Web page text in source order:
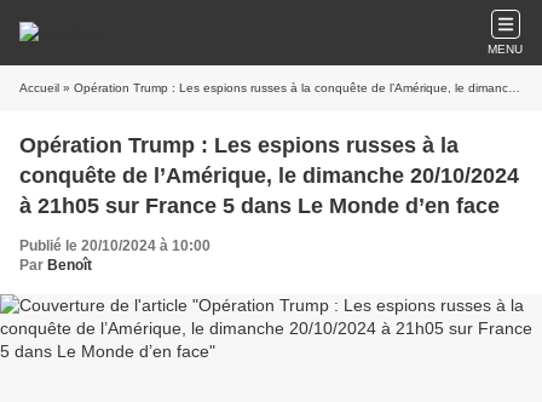
MENU
Accueil » Opération Trump : Les espions russes à la conquête de l’Amérique, le dimanche 20/10/2024 à 21h05 sur France 5 dans Le Monde d’en face
Opération Trump : Les espions russes à la
conquête de l’Amérique, le dimanche 20/10/2024
à 21h05 sur France 5 dans Le Monde d’en face
Publié le 20/10/2024 à 10:00
Par Benoît